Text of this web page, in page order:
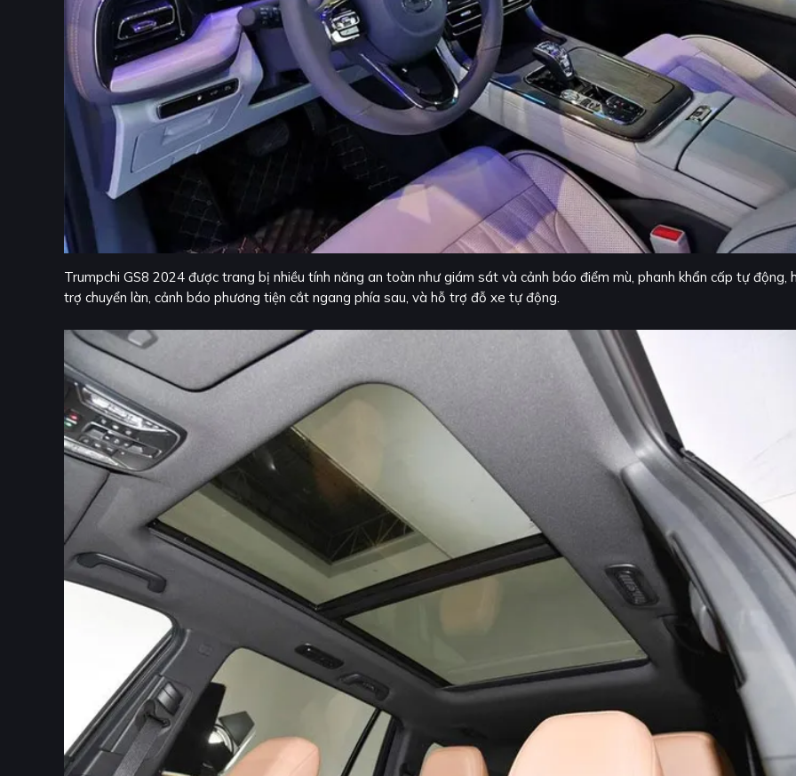
Trumpchi GS8 2024 được trang bị nhiều tính năng an toàn như giám sát và cảnh báo điểm mù, phanh khẩn cấp tự động,
trợ chuyển làn, cảnh báo phương tiện cắt ngang phía sau, và hỗ trợ đỗ xe tự động.